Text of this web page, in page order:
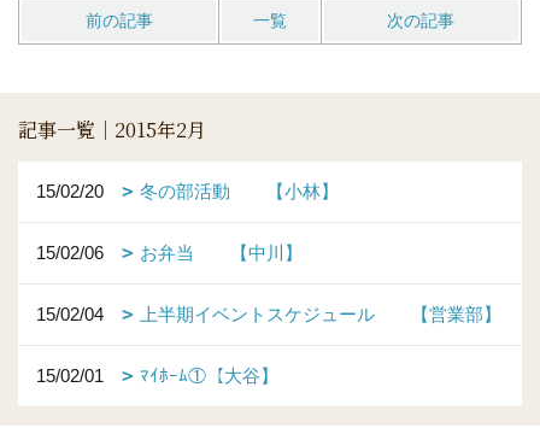
前の記事 一覧 次の記事
記事一覧｜2015年2月
15/02/20 冬の部活動 【小林】
15/02/06 お弁当 【中川】
15/02/04 上半期イベントスケジュール 【営業部】
15/02/01 ﾏｲﾎｰﾑ①【大谷】